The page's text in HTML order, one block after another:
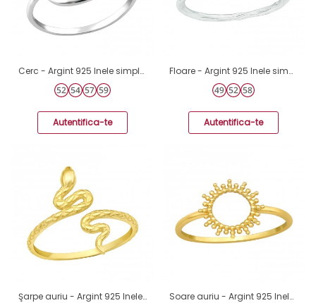
Cerc - Argint 925 Inele simple A4S36765
Autentifica-te
Floare - Argint 925 Inele simple A4S40699
Autentifica-te
Şarpe auriu - Argint 925 Inele Simple A4S43016
Soare auriu - Argint 925 Inele Simple A4S45019